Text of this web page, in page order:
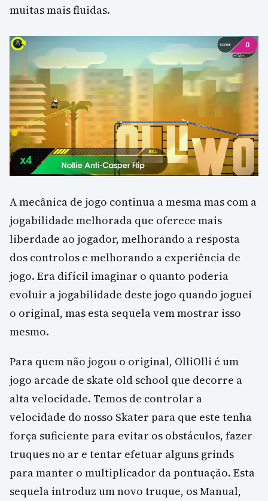
muitas mais fluidas.
A mecânica de jogo continua a mesma mas com a
jogabilidade melhorada que oferece mais
liberdade ao jogador, melhorando a resposta
dos controlos e melhorando a experiência de
jogo. Era difícil imaginar o quanto poderia
evoluir a jogabilidade deste jogo quando joguei
o original, mas esta sequela vem mostrar isso
mesmo.
Para quem não jogou o original, OlliOlli é um
jogo arcade de skate old school que decorre a
alta velocidade. Temos de controlar a
velocidade do nosso Skater para que este tenha
força suficiente para evitar os obstáculos, fazer
truques no ar e tentar efetuar alguns grinds
para manter o multiplicador da pontuação. Esta
sequela introduz um novo truque, os Manual,